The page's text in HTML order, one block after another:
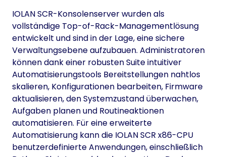
IOLAN SCR-Konsolenserver wurden als
vollständige Top-of-Rack-Managementlösung
entwickelt und sind in der Lage, eine sichere
Verwaltungsebene aufzubauen. Administratoren
können dank einer robusten Suite intuitiver
Automatisierungstools Bereitstellungen nahtlos
skalieren, Konfigurationen bearbeiten, Firmware
aktualisieren, den Systemzustand überwachen,
Aufgaben planen und Routineaktionen
automatisieren. Für eine erweiterte
Automatisierung kann die IOLAN SCR x86-CPU
benutzerdefinierte Anwendungen, einschließlich